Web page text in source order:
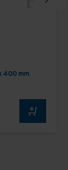
400 mm